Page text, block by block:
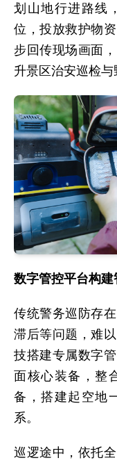
划山地行进路线
位，投放救护物
步回传现场画面
升景区治安巡检与
数字管控平台构
传统警务巡防存
滞后等问题，难
技搭建专属数字
面核心装备，整
备，搭建起空地
系。
巡逻途中，依托